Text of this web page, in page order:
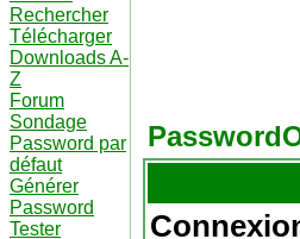
Rechercher
Télécharger
Downloads A-
Z
Forum
Sondage
Password par
défaut
Générer
Password
Tester